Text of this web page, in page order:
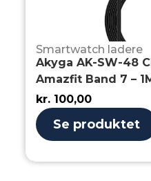
Smartwatch ladere
Akyga AK-SW-48
Amazfit Band 7 –
kr. 100,00
Se produktet